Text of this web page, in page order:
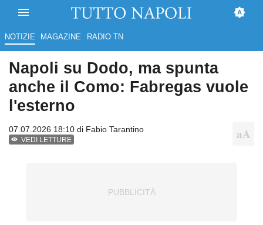
NOTIZIE MAGAZINE RADIO TN
Napoli su Dodo, ma spunta
anche il Como: Fabregas vuole
l'esterno
07.07.2026 18:10 di Fabio Tarantino
VEDI LETTURE